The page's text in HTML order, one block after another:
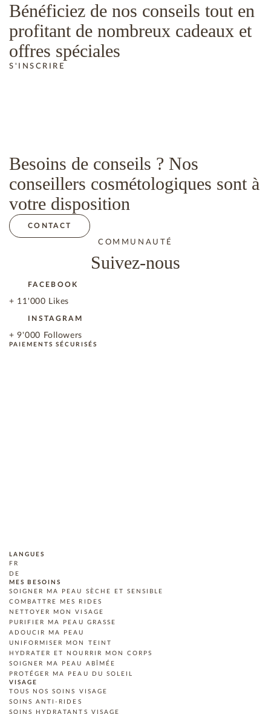
Bénéficiez de nos conseils tout en
profitant de nombreux cadeaux et
offres spéciales
S'INSCRIRE
Besoins de conseils ? Nos
conseillers cosmétologiques sont à
votre disposition
CONTACT
COMMUNAUTÉ
Suivez-nous
FACEBOOK
+ 11'000 Likes
INSTAGRAM
+ 9'000 Followers
PAIEMENTS SÉCURISÉS
LANGUES
FR
DE
MES BESOINS
SOIGNER MA PEAU SÈCHE ET SENSIBLE
COMBATTRE MES RIDES
NETTOYER MON VISAGE
PURIFIER MA PEAU GRASSE
ADOUCIR MA PEAU
UNIFORMISER MON TEINT
HYDRATER ET NOURRIR MON CORPS
SOIGNER MA PEAU ABÎMÉE
PROTÉGER MA PEAU DU SOLEIL
VISAGE
TOUS NOS SOINS VISAGE
SOINS ANTI-RIDES
SOINS HYDRATANTS VISAGE